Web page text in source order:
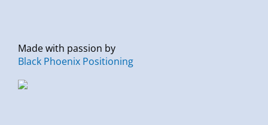
Made with passion by
Black Phoenix Positioning